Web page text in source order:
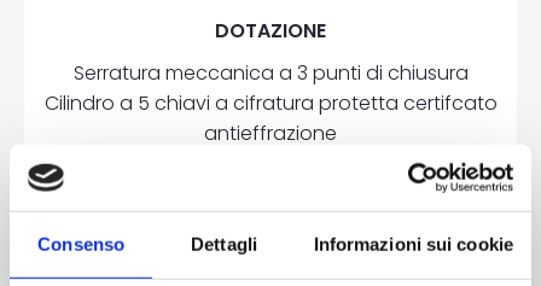
Consenso Dettagli Informazioni sui cookie
DOTAZIONE
Serratura meccanica a 3 punti di chiusura
Cilindro a 5 chiavi a cifratura protetta certifcato
antieffrazione
3 cerniere a 2 ali in alluminio registrabili